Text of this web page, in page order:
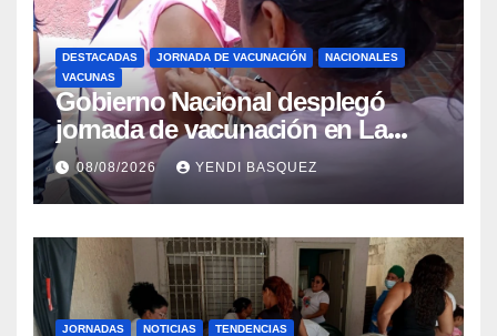
DESTACADAS JORNADA DE VACUNACIÓN
NACIONALES
VACUNAS
Gobierno Nacional desplegó
jornada de vacunación en La
Guaira para garantizar protección
epidemiológica
08/08/2026 YENDI BASQUEZ
JORNADAS NOTICIAS TENDENCIAS